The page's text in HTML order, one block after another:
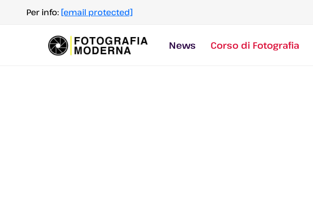
contenuto
Per info: [email protected]
News Corso di Fotografia